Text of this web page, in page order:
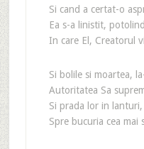
Si cand a certat-o
Ea s-a linistit,
In care El, Creatorul
Si bolile si moartea,
Autoritatea Sa
Si prada lor in
Spre bucuria cea mai